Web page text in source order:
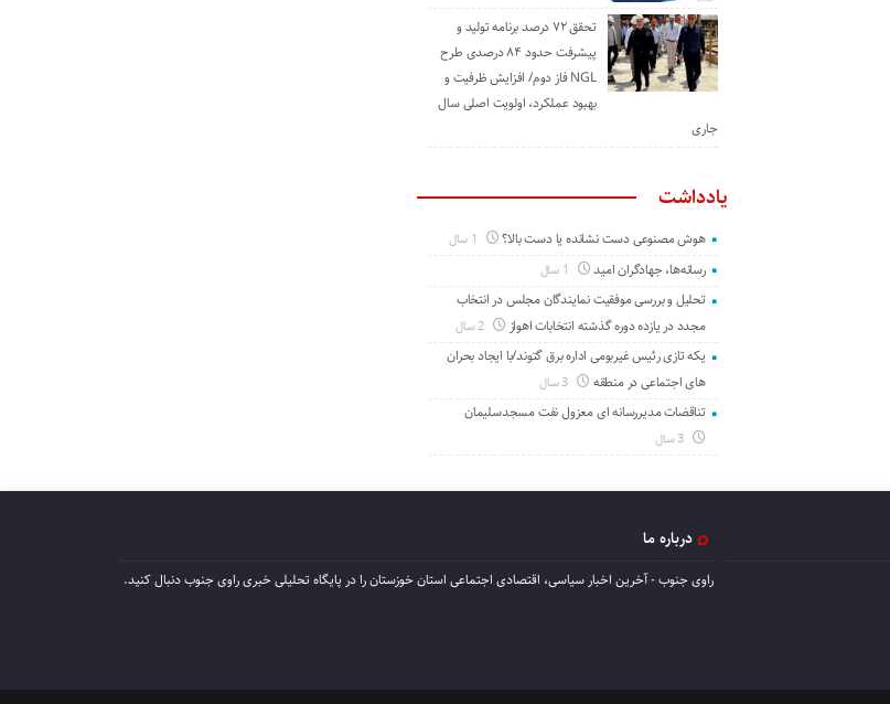
تحقق ۷۲ درصد برنامه تولید و
پیشرفت حدود ۸۴ درصدی طرح
NGL فاز دوم/ افزایش ظرفیت و
بهبود عملکرد، اولویت اصلی سال
جاری
یادداشت
هوش مصنوعی دست نشانده یا دست بالا؟
رسانه‌ها، جهادگران امید
تحلیل و بررسی موفقیت نمایندگان مجلس در انتخاب
مجدد در یازده دوره گذشته انتخابات اهواز
یکه تازی رئیس غیربومی اداره برق گتوند/با ایجاد بحران
های اجتماعی در منطقه
تناقضات مدیررسانه ای معزول نفت مسجدسلیمان
درباره ما
راوی جنوب - آخرین اخبار سیاسی، اقتصادی اجتماعی استان خوزستان را در پایگاه تحلیلی خبری راوی جنوب دنبال کنید.